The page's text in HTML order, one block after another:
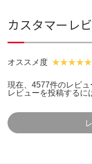
カスタマーレ
オススメ度
現在、4577件のレビュ
レビューを投稿するに